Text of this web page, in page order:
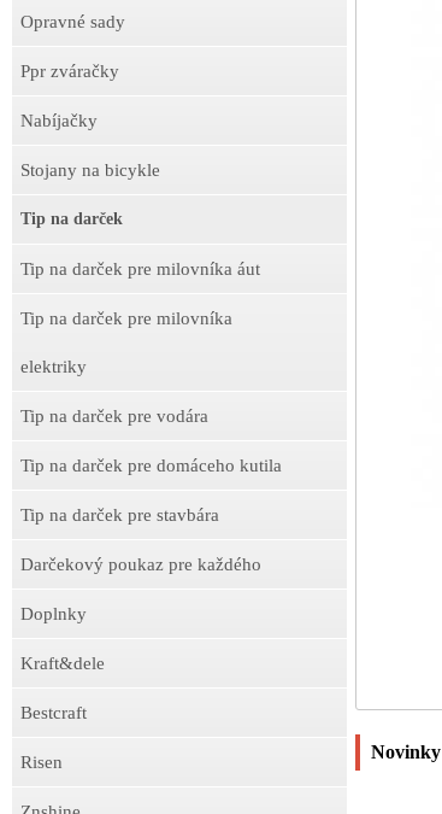
Opravné sady
Ppr zváračky
Nabíjačky
Stojany na bicykle
Tip na darček
Tip na darček pre milovníka áut
Tip na darček pre milovníka
elektriky
Tip na darček pre vodára
Tip na darček pre domáceho kutila
Tip na darček pre stavbára
Darčekový poukaz pre každého
Doplnky
Kraft&dele
Bestcraft
Risen
Novinky